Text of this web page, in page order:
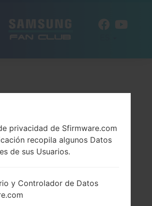
privacidad de Sfirmware.com
recopila algunos Datos
de sus Usuarios.
y Controlador de Datos